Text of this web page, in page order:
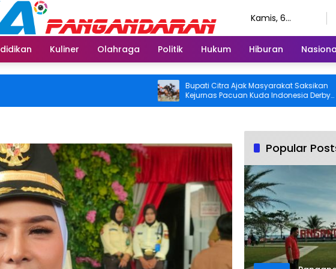
Kamis, 6
Kuliner Olahraga Politik Hukum Hiburan
Bupati Citra Ajak Masyarakat Saksikan
Kejurnas Pacuan Kuda Indonesia Derby
2026 di Legokjawa
Popular